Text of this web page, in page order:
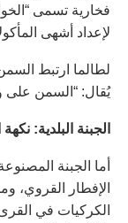
فخارية تسمى
لإعداد أشهى
لطالما ارتبط السمن
يُقال: “السمن على
الجبنة البلدية: نكهة
أما الجبنة
الإفطار القروي،
الكركيات في